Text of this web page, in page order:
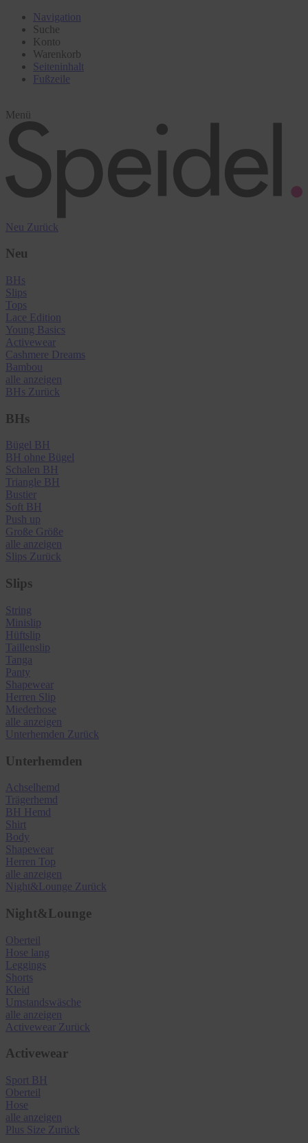
Navigation
Suche
Konto
Warenkorb
Seiteninhalt
Fußzeile
Menü
Neu Zurück
Neu
BHs
Slips
Tops
Lace Edition
Young Basics
Activewear
Cashmere Dreams
Bambou
alle anzeigen
BHs Zurück
BHs
Bügel BH
BH ohne Bügel
Schalen BH
Triangle BH
Bustier
Soft BH
Push up
Große Größe
alle anzeigen
Slips Zurück
Slips
String
Minislip
Hüftslip
Taillenslip
Tanga
Panty
Shapewear
Herren Slip
Miederhose
alle anzeigen
Unterhemden Zurück
Unterhemden
Achselhemd
Trägerhemd
BH Hemd
Shirt
Body
Shapewear
Herren Top
alle anzeigen
Night&Lounge Zurück
Night&Lounge
Oberteil
Hose lang
Leggings
Shorts
Kleid
Umstandswäsche
alle anzeigen
Activewear Zurück
Activewear
Sport BH
Oberteil
Hose
alle anzeigen
Plus Size Zurück